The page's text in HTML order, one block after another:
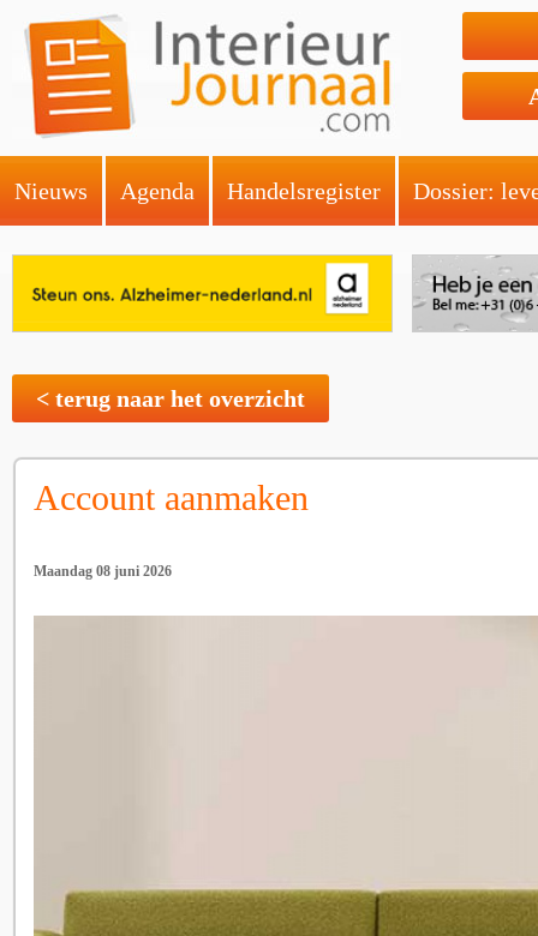
Nieuws Agenda Handelsregister Dossier:
< terug naar het overzicht
Account aanmaken
Maandag 08 juni 2026